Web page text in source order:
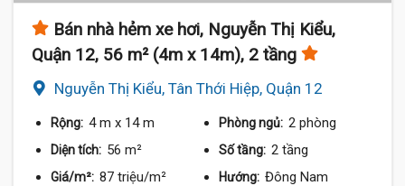
Bán nhà hẻm xe hơi, Nguyễn Thị Kiểu,
Quận 12, 56 m² (4m x 14m), 2 tầng
Nguyễn Thị Kiểu, Tân Thới Hiệp, Quận 12
Rộng: 4 m x 14 m Phòng ngủ: 2 phòng
Diện tích: 56 m² Số tầng: 2 tầng
Giá/m²: 87 triệu/m² Hướng: Đông Nam